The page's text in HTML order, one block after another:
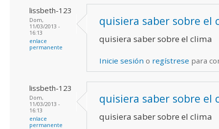
lissbeth-123
Dom,
11/03/2013 -
16:13
enlace
permanente
quisiera saber sobre el
quisiera saber sobre el clima
Inicie sesión o regístrese para
lissbeth-123
Dom,
11/03/2013 -
16:13
enlace
permanente
quisiera saber sobre el
quisiera saber sobre el clima